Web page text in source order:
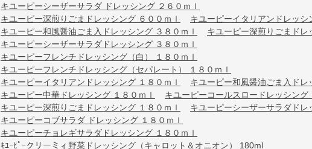
キユーピーシーザーサラダ ドレッシング ２６０ｍｌ
キユーピー深煎りごまドレッシング ６００ｍｌ
キユーピーイタリアンドレッシ
キユーピー和風醤油ごま入ドレッシング ３８０ｍｌ
キユーピー深煎りごまドレ
キユーピーシーザーサラダドレッシング ３８０ｍｌ
キユーピーフレンチドレッシング（白） １８０ｍｌ
キユーピーフレンチドレッシング（セパレート） １８０ｍｌ
キユーピーイタリアンドレッシング １８０ｍｌ
キユーピー和風醤油ごま入ドレ
キユーピー中華ドレッシング １８０ｍｌ
キユーピーコールスロードレッシング
キユーピー深煎りごまドレッシング １８０ｍｌ
キユーピーシーザーサラダドレ
キユーピーコブサラダ ドレッシング １８０ｍｌ
キユーピーチョレギサラダドレッシング １８０ｍｌ
ｷﾕｰﾋﾟｰクリーミィ野菜ドレッシング（キャロット＆オニオン） 180ml